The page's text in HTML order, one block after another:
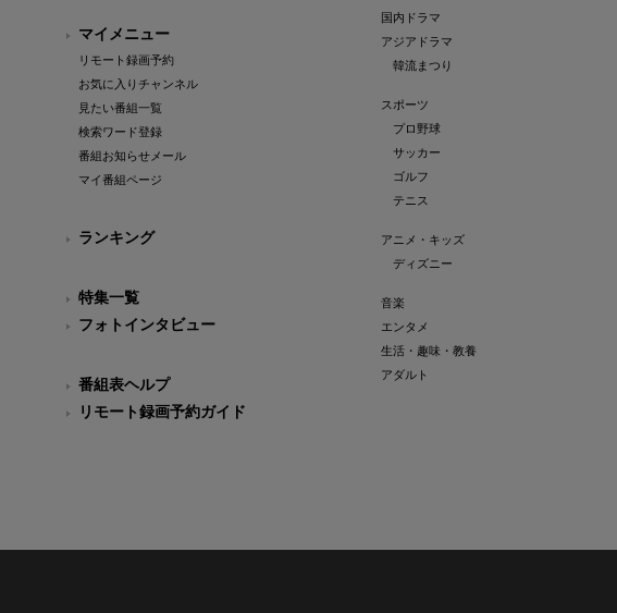
マイメニュー
リモート録画予約
お気に入りチャンネル
見たい番組一覧
検索ワード登録
番組お知らせメール
マイ番組ページ
ランキング
特集一覧
フォトインタビュー
番組表ヘルプ
リモート録画予約ガイド
国内ドラマ
アジアドラマ
韓流まつり
スポーツ
プロ野球
サッカー
ゴルフ
テニス
アニメ・キッズ
ディズニー
音楽
エンタメ
生活・趣味・教養
アダルト